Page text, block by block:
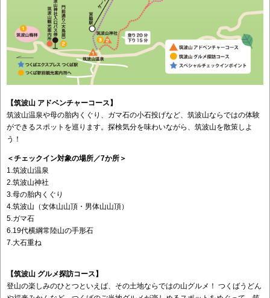
【筑波山 アドベンチャーコース】
筑波山温泉や母の胎内くぐり、ガマ石の小石投げなど、筑波山ならではの体験
ができるスポットを巡ります。探検気分を味わいながら、筑波山を散策しよ
う！
＜チェックイン対象の場所／7か所＞
1.筑波山温泉
2.筑波山神社
3.母の胎内くぐり
4.筑波山（女体山山頂・男体山山頂）
5.ガマ石
6.19代横綱常陸山の手形石
7.大石重ね
【筑波山 グルメ探訪コース】
登山の楽しみのひとつといえば、その土地ならではの山グルメ！ つくばうどん